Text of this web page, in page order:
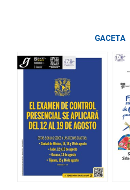
GACETA